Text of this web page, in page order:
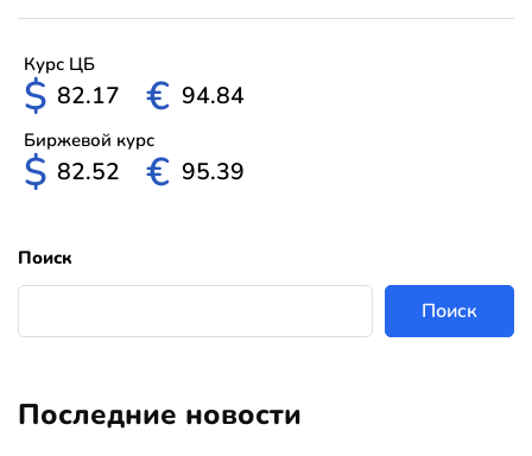
Курс ЦБ
$ 82.17 € 94.84
Биржевой курс
$ 82.52 € 95.39
Поиск
Поиск
Последние новости